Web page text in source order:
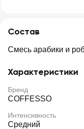
Состав
Смесь арабики и
Характеристики
Бренд
COFFESSO
Интенсивность
Средний